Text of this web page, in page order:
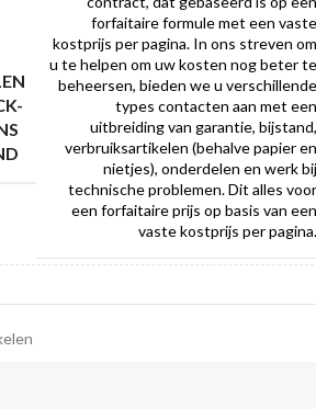
forfaitaire formule met een vaste
kostprijs per pagina. In ons streven om
u te helpen om uw kosten nog beter te
beheersen, bieden we u verschillende
types contacten aan met een
uitbreiding van garantie, bijstand,
verbruiksartikelen (behalve papier en
nietjes), onderdelen en werk bij
technische problemen. Dit alles voor
een forfaitaire prijs op basis van een
vaste kostprijs per pagina.